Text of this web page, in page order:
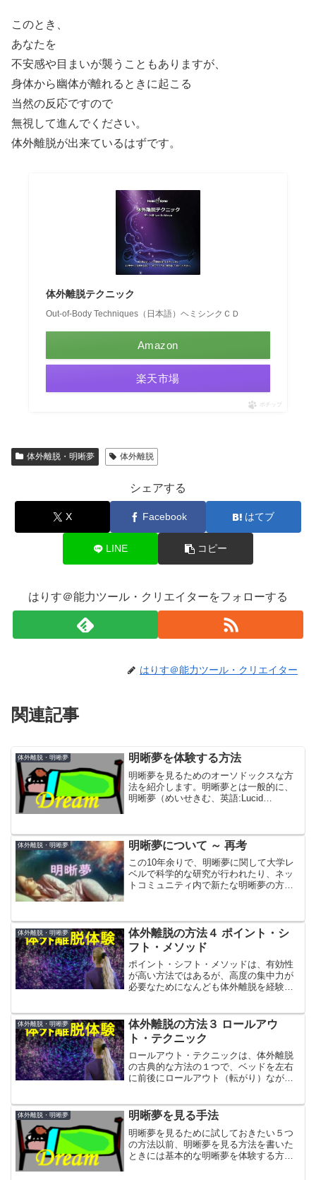
このとき、
あなたを
不安感や目まいが襲うこともありますが、
身体から幽体が離れるときに起こる
当然の反応ですので
無視して進んでください。
体外離脱が出来ているはずです。
体外離脱テクニック
Out-of-Body Techniques（日本語）ヘミシンクＣＤ
Amazon
楽天市場
ポチップ
体外離脱・明晰夢 体外離脱
シェアする
X Facebook はてブ
LINE コピー
はりす＠能力ツール・クリエイターをフォローする
はりす＠能力ツール・クリエイター
関連記事
体外離脱・明晰夢 明晰夢を体験する方法
明晰夢を見るためのオーソドックスな方
法を紹介します。明晰夢とは一般的に、
明晰夢（めいせきむ、英語:Lucid
体外離脱・明晰夢 明晰夢について ～ 再考
この10年余りで、明晰夢に関して大学レ
ベルで科学的な研究が行われたり、ネッ
トコミュニティ内で新たな明晰夢の方法
たり、だいぶ分かったことが増えてきま
した
体外離脱・明晰夢
体外離脱の方法４ ポイント・シ
フト・メソッド
ポイント・シフト・メソッドは、有効性
が高い方法ではあるが、高度の集中力が
必要なためになんども体外離脱を経験し
体外離脱・明晰夢
体外離脱の方法３ ロールアウ
ト・テクニック
ロールアウト・テクニックは、体外離脱
の古典的な方法の１つで、ベッドを左右
に前後にロールアウト（転がり）ながら
体外離脱・明晰夢 明晰夢を見る手法
明晰夢を見るために試しておきたい５つ
の方法以前、明晰夢を見る方法を書いた
ときには基本的な明晰夢を体験する方法